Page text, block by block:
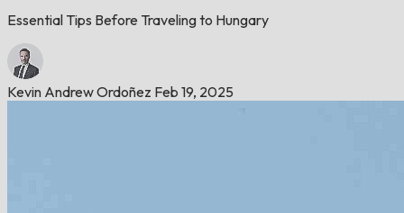
Essential Tips Before Traveling to Hungary
Kevin Andrew Ordoñez Feb 19, 2025